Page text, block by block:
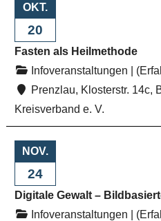
OKT.
20
Fasten als Heilmethode
Infoveranstaltungen
Prenzlau, Klosterstr. 14c,
Kreisverband e. V.
NOV.
24
Digitale Gewalt –
Infoveranstaltungen